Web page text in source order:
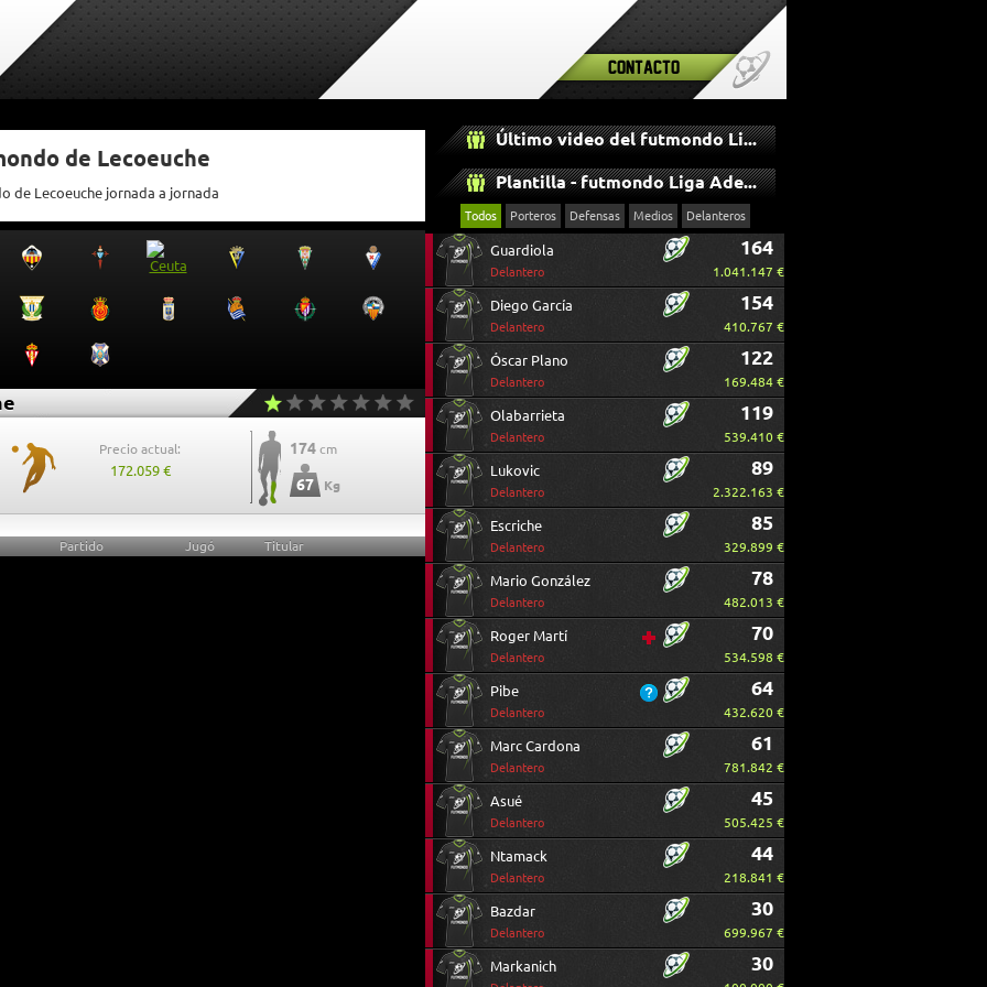
Contacto
de Lecoeuche
de Lecoeuche jornada a jornada
Precio actual:
172.059 €
174 cm
67 Kg
Partido Jugó Titular
Último video del futmondo Liga Adelante
Plantilla - futmondo Liga Adelante
Todos Porteros Defensas Medios Delanteros
Guardiola
Delantero
164
1.041.147 €
Diego García
Delantero
154
410.767 €
Óscar Plano
Delantero
122
169.484 €
Olabarrieta
Delantero
119
539.410 €
Lukovic
Delantero
89
2.322.163 €
Escriche
Delantero
85
329.899 €
Mario González
Delantero
78
482.013 €
Roger Martí
Delantero
70
534.598 €
Pibe
Delantero
64
432.620 €
Marc Cardona
Delantero
61
781.842 €
Asué
Delantero
45
505.425 €
Ntamack
Delantero
44
218.841 €
Bazdar
Delantero
30
699.967 €
Markanich 30